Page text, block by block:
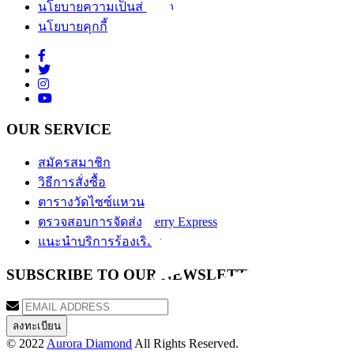
นโยบายความเป็นส่วนตัว
นโยบายคุกกี้
OUR SERVICE
สมัครสมาชิก
วิธีการสั่งซื้อ
ตารางวัดไซซ์แหวน
ตรวจสอบการจัดส่ง Kerry Express
แนะนำบริการร้องเรียน
SUBSCRIBE TO OUR NEWSLETTER
© 2022 Aurora Diamond All Rights Reserved.